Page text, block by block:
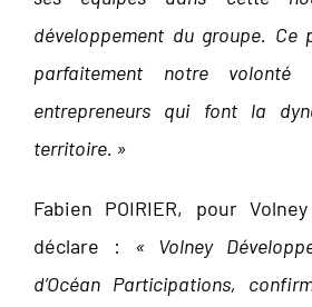
développement du groupe. Ce
parfaitement notre
entrepreneurs qui font la
territoire. »
Fabien POIRIER, pour
déclare : « Volney
d’Océan Participations,